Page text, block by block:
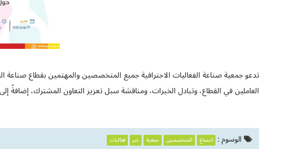
العاملين في القطاع، وتبادل الخبرات، ومناقشة سبل تعزيز التعاون المشترك،
الوسوم : اجتماع المتخصصين جمعية خبر فعاليات